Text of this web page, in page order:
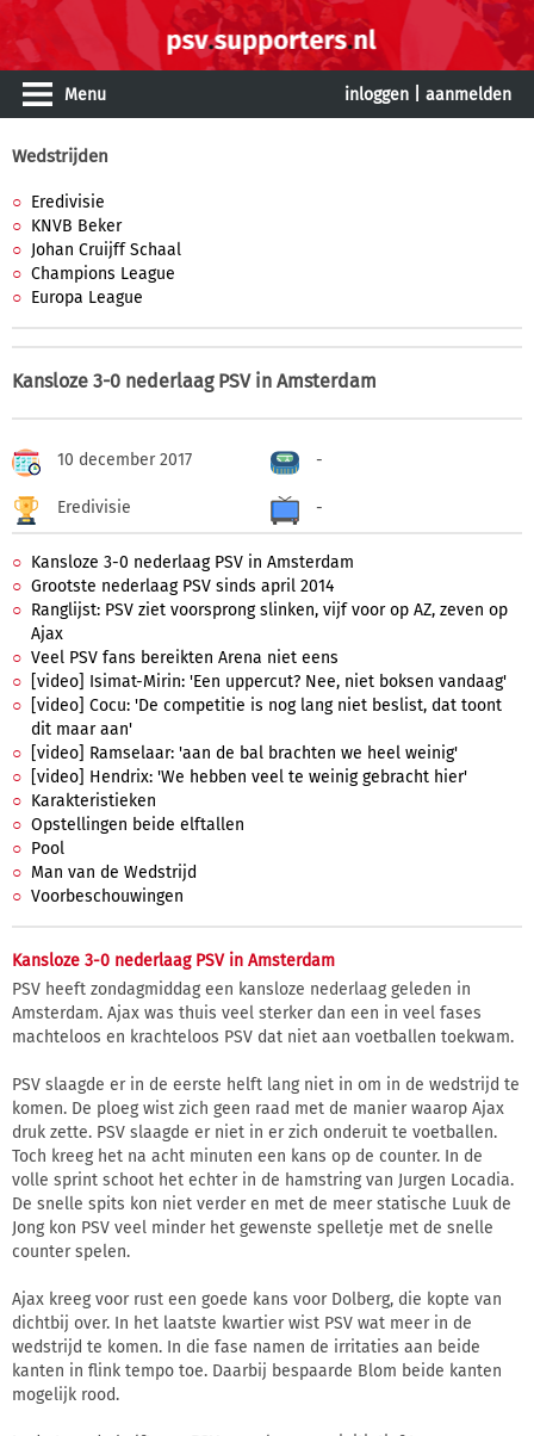
Menu inloggen aanmelden
Wedstrijden
Eredivisie
KNVB Beker
Johan Cruijff Schaal
Champions League
Europa League
Kansloze 3-0 nederlaag PSV in Amsterdam
10 december 2017 -
Eredivisie -
Kansloze 3-0 nederlaag PSV in Amsterdam
Grootste nederlaag PSV sinds april 2014
Ranglijst: PSV ziet voorsprong slinken, vijf voor op AZ, zeven op
Ajax
Veel PSV fans bereikten Arena niet eens
[video] Isimat-Mirin: 'Een uppercut? Nee, niet boksen vandaag'
[video] Cocu: 'De competitie is nog lang niet beslist, dat toont
dit maar aan'
[video] Ramselaar: 'aan de bal brachten we heel weinig'
[video] Hendrix: 'We hebben veel te weinig gebracht hier'
Karakteristieken
Opstellingen beide elftallen
Pool
Man van de Wedstrijd
Voorbeschouwingen
Kansloze 3-0 nederlaag PSV in Amsterdam
PSV heeft zondagmiddag een kansloze nederlaag geleden in
Amsterdam. Ajax was thuis veel sterker dan een in veel fases
machteloos en krachteloos PSV dat niet aan voetballen toekwam.
PSV slaagde er in de eerste helft lang niet in om in de wedstrijd te
komen. De ploeg wist zich geen raad met de manier waarop Ajax
druk zette. PSV slaagde er niet in er zich onderuit te voetballen.
Toch kreeg het na acht minuten een kans op de counter. In de
volle sprint schoot het echter in de hamstring van Jurgen Locadia.
De snelle spits kon niet verder en met de meer statische Luuk de
Jong kon PSV veel minder het gewenste spelletje met de snelle
counter spelen.
Ajax kreeg voor rust een goede kans voor Dolberg, die kopte van
dichtbij over. In het laatste kwartier wist PSV wat meer in de
wedstrijd te komen. In die fase namen de irritaties aan beide
kanten in flink tempo toe. Daarbij bespaarde Blom beide kanten
mogelijk rood.